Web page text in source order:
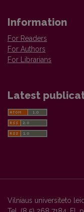
Information
For Readers
For Authors
For Librarians
Latest
Vilniaus universiteto